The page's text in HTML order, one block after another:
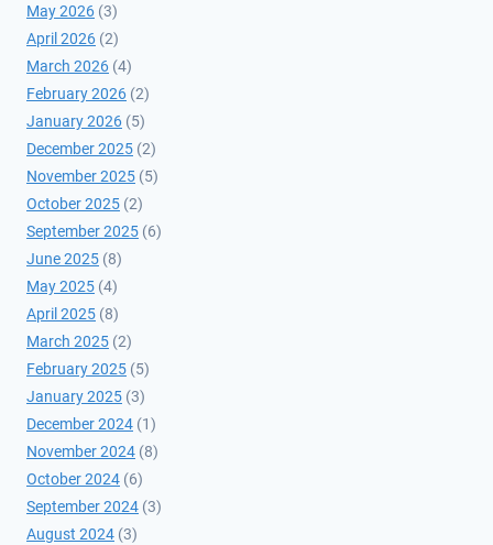
May 2026 (3)
April 2026 (2)
March 2026 (4)
February 2026 (2)
January 2026 (5)
December 2025 (2)
November 2025 (5)
October 2025 (2)
September 2025 (6)
June 2025 (8)
May 2025 (4)
April 2025 (8)
March 2025 (2)
February 2025 (5)
January 2025 (3)
December 2024 (1)
November 2024 (8)
October 2024 (6)
September 2024 (3)
August 2024 (3)